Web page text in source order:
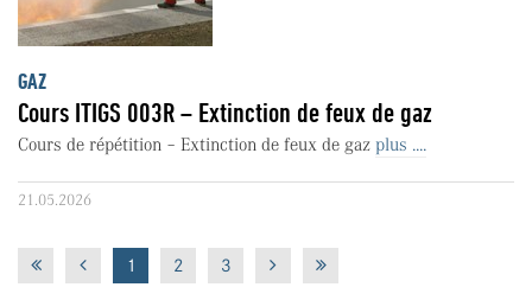
GAZ
Cours ITIGS 003R – Extinction de feux de gaz
Cours de répétition – Extinction de feux de gaz plus ....
21.05.2026
1 2 3